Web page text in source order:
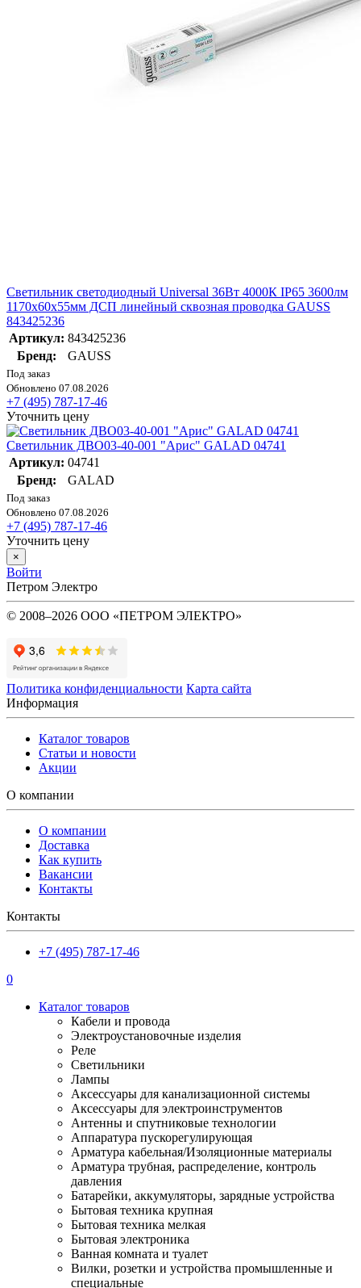
Светильник светодиодный Universal 36Вт 4000К IP65 3600лм
1170х60х55мм ДСП линейный сквозная проводка GAUSS
843425236
Артикул: 843425236
Бренд:
GAUSS
Под заказ
Обновлено 07.08.2026
+7 (495) 787-17-46
Уточнить цену
Светильник ДВО03-40-001 "Арис" GALAD 04741
Артикул: 04741
Бренд:
GALAD
Под заказ
Обновлено 07.08.2026
+7 (495) 787-17-46
Уточнить цену
×
Войти
Петром Электро
© 2008–2026 ООО «ПЕТРОМ ЭЛЕКТРО»
Политика конфиденциальности Карта сайта
Информация
Каталог товаров
Статьи и новости
Акции
О компании
О компании
Доставка
Как купить
Вакансии
Контакты
Контакты
+7 (495) 787-17-46
0
Каталог товаров
Кабели и провода
Электроустановочные изделия
Реле
Светильники
Лампы
Аксессуары для канализационной системы
Аксессуары для электроинструментов
Антенны и спутниковые технологии
Аппаратура пускорегулирующая
Арматура кабельная/Изоляционные материалы
Арматура трубная, распределение, контроль
давления
Батарейки, аккумуляторы, зарядные устройства
Бытовая техника крупная
Бытовая техника мелкая
Бытовая электроника
Ванная комната и туалет
Вилки, розетки и устройства промышленные и
специальные